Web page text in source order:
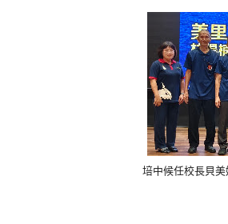
培中候任校長貝美